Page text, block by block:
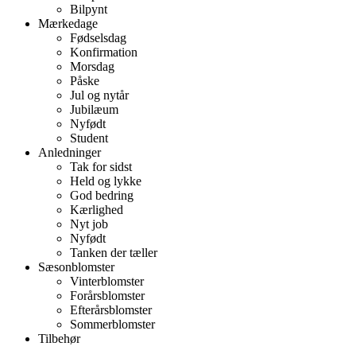
Bilpynt
Mærkedage
Fødselsdag
Konfirmation
Morsdag
Påske
Jul og nytår
Jubilæum
Nyfødt
Student
Anledninger
Tak for sidst
Held og lykke
God bedring
Kærlighed
Nyt job
Nyfødt
Tanken der tæller
Sæsonblomster
Vinterblomster
Forårsblomster
Efterårsblomster
Sommerblomster
Tilbehør